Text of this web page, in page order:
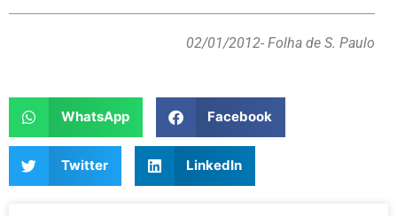
02/01/2012- Folha de S. Paulo
WhatsApp Facebook
Twitter LinkedIn